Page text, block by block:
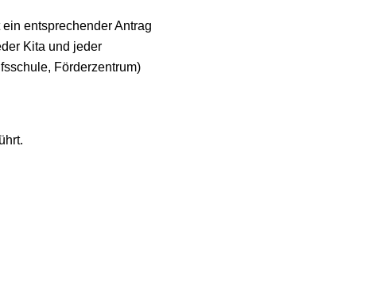
entsprechender Antrag
Kita und jeder
Förderzentrum)